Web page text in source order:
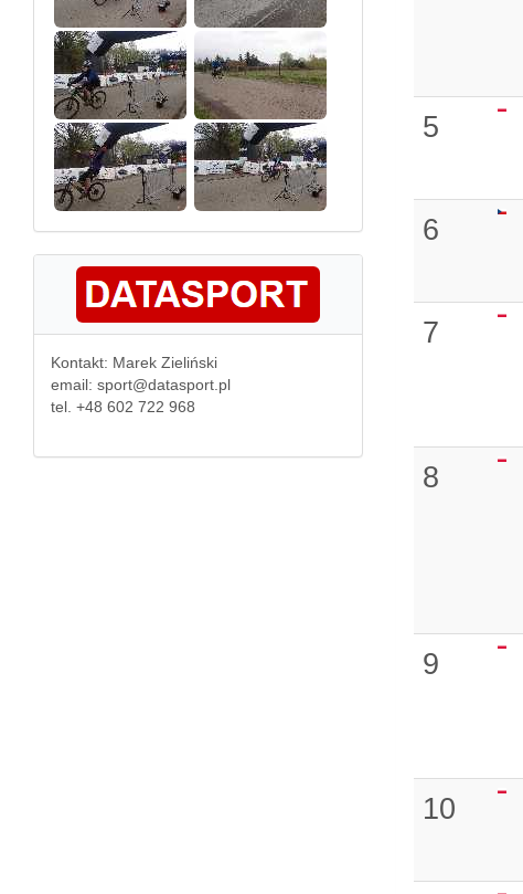
Kontakt: Marek Zieliński
email: sport@datasport.pl
tel. +48 602 722 968
5
6
7
8
9
10